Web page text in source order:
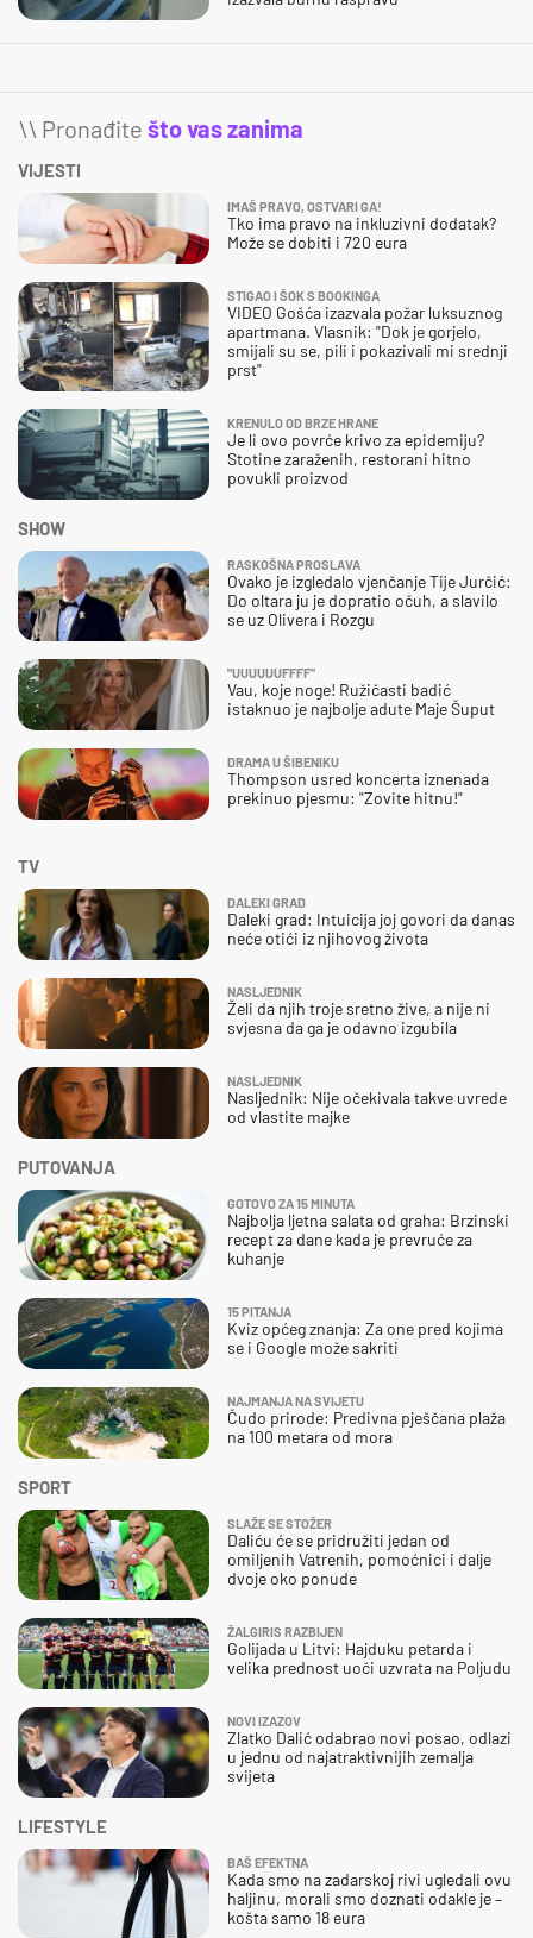
\\ Pronađite što vas zanima
VIJESTI
IMAŠ PRAVO, OSTVARI GA!
Tko ima pravo na inkluzivni dodatak?
Može se dobiti i 720 eura
STIGAO I ŠOK S BOOKINGA
VIDEO Gošća izazvala požar luksuznog
apartmana. Vlasnik: "Dok je gorjelo,
smijali su se, pili i pokazivali mi srednji
prst"
KRENULO OD BRZE HRANE
Je li ovo povrće krivo za epidemiju?
Stotine zaraženih, restorani hitno
povukli proizvod
SHOW
RASKOŠNA PROSLAVA
Ovako je izgledalo vjenčanje Tije Jurčić:
Do oltara ju je dopratio očuh, a slavilo
se uz Olivera i Rozgu
"UUUUUUFFFF"
Vau, koje noge! Ružičasti badić
istaknuo je najbolje adute Maje Šuput
DRAMA U ŠIBENIKU
Thompson usred koncerta iznenada
prekinuo pjesmu: "Zovite hitnu!"
SPORT
SLAŽE SE STOŽER
Daliću će se pridružiti jedan od
omiljenih Vatrenih, pomoćnici i dalje
dvoje oko ponude
ŽALGIRIS RAZBIJEN
Golijada u Litvi: Hajduku petarda i
velika prednost uoči uzvrata na Poljudu
NOVI IZAZOV
Zlatko Dalić odabrao novi posao, odlazi
u jednu od najatraktivnijih zemalja
svijeta
TV
DALEKI GRAD
Daleki grad: Intuicija joj govori da danas
neće otići iz njihovog života
NASLJEDNIK
Želi da njih troje sretno žive, a nije ni
svjesna da ga je odavno izgubila
NASLJEDNIK
Nasljednik: Nije očekivala takve uvrede
od vlastite majke
PUTOVANJA
GOTOVO ZA 15 MINUTA
Najbolja ljetna salata od graha: Brzinski
recept za dane kada je prevruće za
kuhanje
15 PITANJA
Kviz općeg znanja: Za one pred kojima
se i Google može sakriti
NAJMANJA NA SVIJETU
Čudo prirode: Predivna pješčana plaža
na 100 metara od mora
LIFESTYLE
BAŠ EFEKTNA
Kada smo na zadarskoj rivi ugledali ovu
haljinu, morali smo doznati odakle je –
košta samo 18 eura